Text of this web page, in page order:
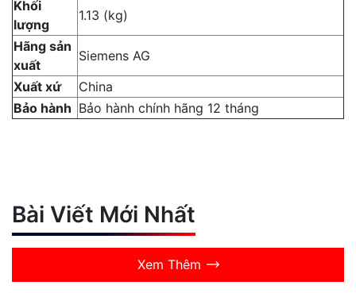
Khối
lượng
1.13 (kg)
Hãng sản
xuất
Siemens AG
Xuất xứ
China
Bảo hành Bảo hành chính hãng 12 tháng
Bài Viết Mới Nhất
Xem Thêm